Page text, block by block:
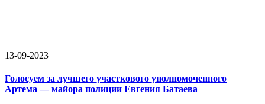
13-09-2023
Голосуем за лучшего участкового уполномоченного
Артема — майора полиции Евгения Батаева